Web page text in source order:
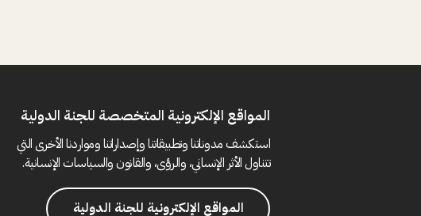
المواقع الإلكترونية المتخصصة للجنة الدولية
استكشف مدوناتنا وتطبيقاتنا وإصداراتنا ومواردنا الأخرى التي
تتناول الأثر الإنساني، والرؤى، والقانون والسياسات الإنسانية.
المواقع الإلكترونية للجنة الدولية